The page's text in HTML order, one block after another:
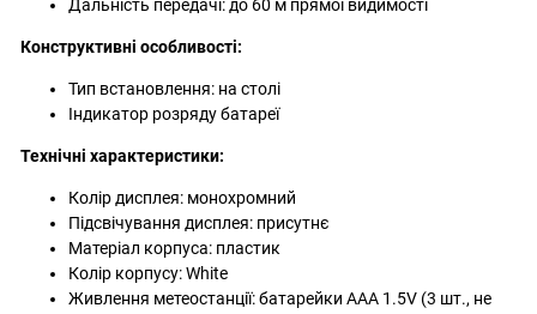
Дальність передачі: до 60 м прямої видимості
Конструктивні особливості:
Тип встановлення: на столі
Індикатор розряду батареї
Технічні характеристики:
Колір дисплея: монохромний
Підсвічування дисплея: присутнє
Матеріал корпуса: пластик
Колір корпусу: White
Живлення метеостанції: батарейки AAA 1.5V (3 шт., не